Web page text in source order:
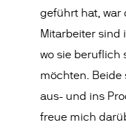
geführt hat, war
Mitarbeiter sind
wo sie beruflich
möchten. Beide
aus- und ins
freue mich